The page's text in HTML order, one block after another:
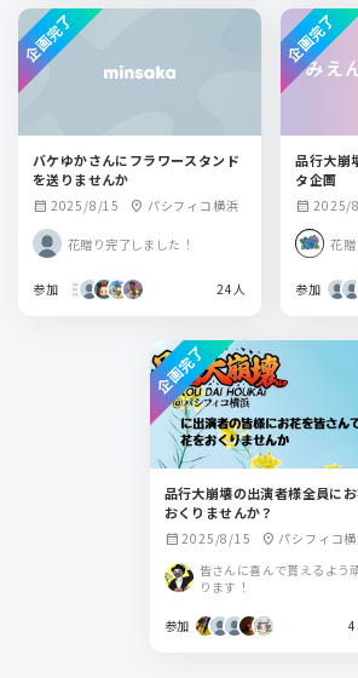
バケゆかさんにフラワースタンド
を送りませんか
calendar_month 2025/8/15 location_on パシフィコ横浜
花贈り完了しました！
参加 24人
企画完了
品行大崩
タ企画
calendar_month 2025/
花贈
参加
企画完了
品行大崩壊の出演者様全員に
おくりませんか？
calendar_month 2025/8/15 location_on パシフィコ
皆さんに喜んで貰えるよう
ります！
参加
企画完了